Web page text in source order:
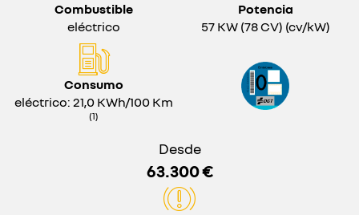
Combustible
eléctrico
Potencia
57 KW (78 CV) (cv/kW)
Consumo
eléctrico: 21,0 KWh/100 Km
(1)
Desde
63.300 €